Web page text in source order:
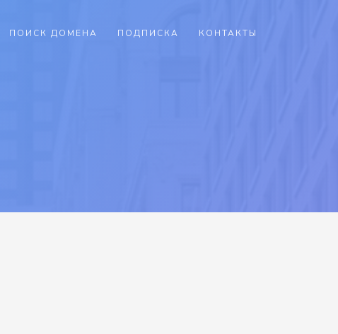
ПОИСК ДОМЕНА ПОДПИСКА КОНТАКТЫ